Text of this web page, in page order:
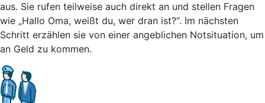
aus. Sie rufen teilweise auch direkt an und stellen Fragen
wie „Hallo Oma, weißt du, wer dran ist?“. Im nächsten
Schritt erzählen sie von einer angeblichen Notsituation, um
an Geld zu kommen.